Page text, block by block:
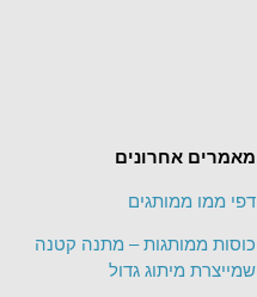
מאמרים אחרונים
דפי ממו ממותגים
כוסות ממותגות – מתנה קטנה
שמייצרת מיתוג גדול